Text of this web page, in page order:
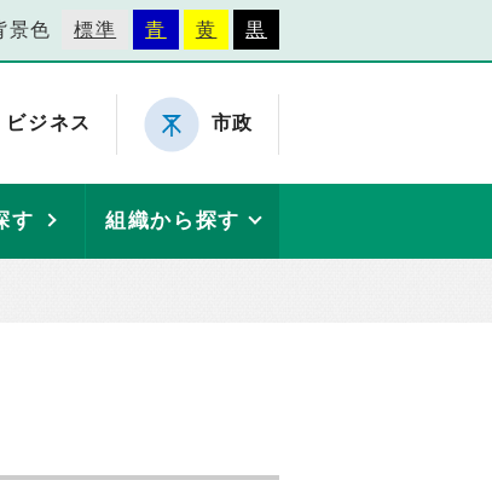
景色 標準 青 黄 黒
ビジネス 市政
す 組織から探す